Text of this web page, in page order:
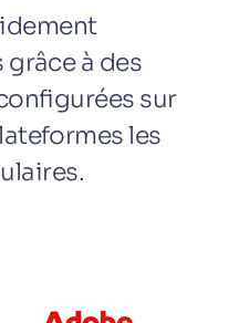
à des
sur
les